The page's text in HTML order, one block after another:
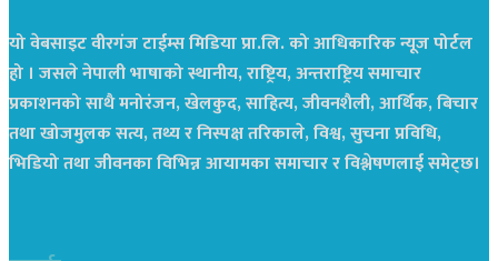
यो वेबसाइट वीरगंज टाईम्स मिडिया प्रा.लि. को आधिकारिक न्यूज पोर्टल
हो । जसले नेपाली भाषाको स्थानीय, राष्ट्रिय, अन्तराष्ट्रिय समाचार
प्रकाशनको साथै मनोरंजन, खेलकुद, साहित्य, जीवनशैली, आर्थिक, बिचार
तथा खोजमुलक सत्य, तथ्य र निस्पक्ष तरिकाले, विश्व, सुचना प्रविधि,
भिडियो तथा जीवनका विभिन्न आयामका समाचार र विश्लेषणलाई समेट्छ।